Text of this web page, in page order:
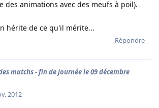
des animations avec des meufs à poil).
hérite de ce qu'il mérite...
Répondre
matchs - fin de journée le 09 décembre
2012